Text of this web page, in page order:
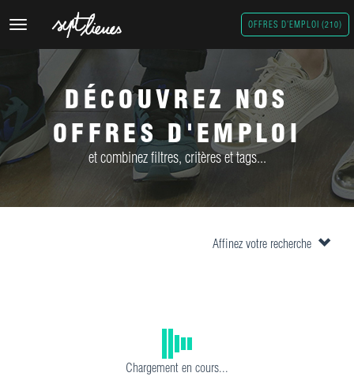
DÉCOUVREZ NOS
OFFRES D'EMPLOI
et combinez filtres, critères et tags...
Toggle
OFFRES D'EMPLOI (210)
Chargement en cours...